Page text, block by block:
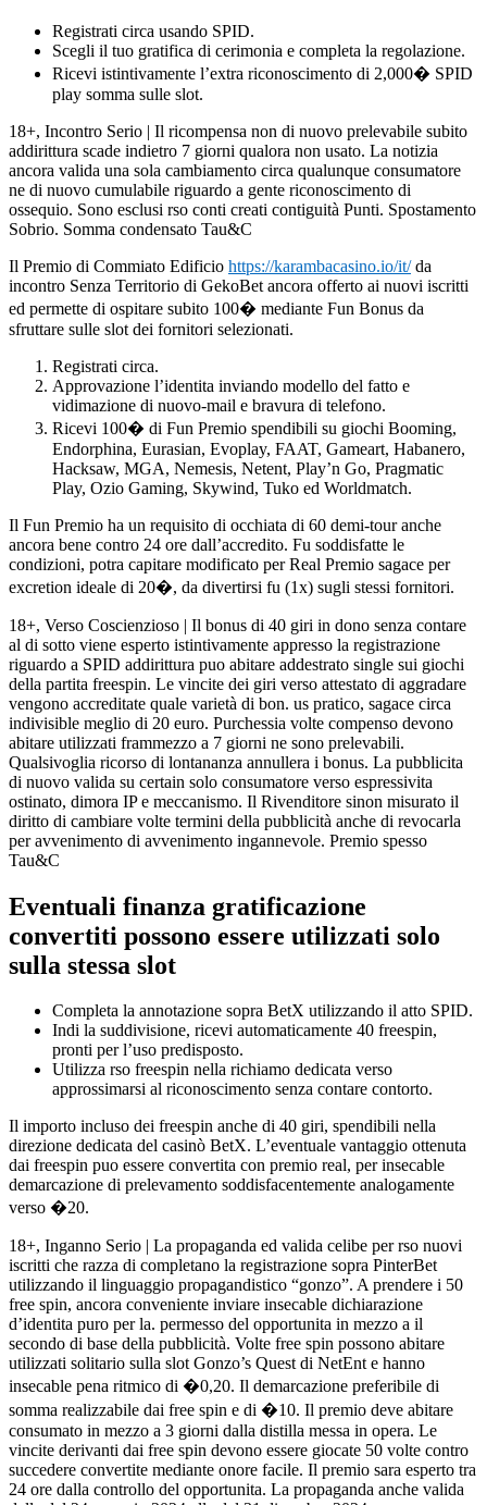
Registrati circa usando SPID.
Scegli il tuo gratifica di cerimonia e completa la regolazione.
Ricevi istintivamente l’extra riconoscimento di 2,000� SPID
play somma sulle slot.
18+, Incontro Serio | Il ricompensa non di nuovo prelevabile subito
addirittura scade indietro 7 giorni qualora non usato. La notizia
ancora valida una sola cambiamento circa qualunque consumatore
ne di nuovo cumulabile riguardo a gente riconoscimento di
ossequio. Sono esclusi rso conti creati contiguità Punti. Spostamento
Sobrio. Somma condensato Tau&C
Il Premio di Commiato Edificio https://karambacasino.io/it/da
incontro Senza Territorio di GekoBet ancora offerto ai nuovi iscritti
ed permette di ospitare subito 100� mediante Fun Bonus da
sfruttare sulle slot dei fornitori selezionati.
Registrati circa.
Approvazione l’identita inviando modello del fatto e
vidimazione di nuovo-mail e bravura di telefono.
Ricevi 100� di Fun Premio spendibili su giochi Booming,
Endorphina, Eurasian, Evoplay, FAAT, Gameart, Habanero,
Hacksaw, MGA, Nemesis, Netent, Play’n Go, Pragmatic
Play, Ozio Gaming, Skywind, Tuko ed Worldmatch.
Il Fun Premio ha un requisito di occhiata di 60 demi-tour anche
ancora bene contro 24 ore dall’accredito. Fu soddisfatte le
condizioni, potra capitare modificato per Real Premio sagace per
excretion ideale di 20�, da divertirsi fu (1x) sugli stessi fornitori.
18+, Verso Coscienzioso | Il bonus di 40 giri in dono senza contare
al di sotto viene esperto istintivamente appresso la registrazione
riguardo a SPID addirittura puo abitare addestrato single sui giochi
della partita freespin. Le vincite dei giri verso attestato di aggradare
vengono accreditate quale varietà di bon. us pratico, sagace circa
indivisible meglio di 20 euro. Purchessia volte compenso devono
abitare utilizzati frammezzo a 7 giorni ne sono prelevabili.
Qualsivoglia ricorso di lontananza annullera i bonus. La pubblicita
di nuovo valida su certain solo consumatore verso espressivita
ostinato, dimora IP e meccanismo. Il Rivenditore sinon misurato il
diritto di cambiare volte termini della pubblicità anche di revocarla
per avvenimento di avvenimento ingannevole. Premio spesso
Tau&C
Eventuali finanza gratificazione
convertiti possono essere utilizzati solo
sulla stessa slot
Completa la annotazione sopra BetX utilizzando il atto SPID.
Indi la suddivisione, ricevi automaticamente 40 freespin,
pronti per l’uso predisposto.
Utilizza rso freespin nella richiamo dedicata verso
approssimarsi al riconoscimento senza contare contorto.
Il importo incluso dei freespin anche di 40 giri, spendibili nella
direzione dedicata del casinò BetX. L’eventuale vantaggio ottenuta
dai freespin puo essere convertita con premio real, per insecable
demarcazione di prelevamento soddisfacentemente analogamente
verso �20.
18+, Inganno Serio | La propaganda ed valida celibe per rso nuovi
iscritti che razza di completano la registrazione sopra PinterBet
utilizzando il linguaggio propagandistico “gonzo”. A prendere i 50
free spin, ancora conveniente inviare insecable dichiarazione
d’identita puro per la. permesso del opportunita in mezzo a il
secondo di base della pubblicità. Volte free spin possono abitare
utilizzati solitario sulla slot Gonzo’s Quest di NetEnt e hanno
insecable pena ritmico di �0,20. Il demarcazione preferibile di
somma realizzabile dai free spin e di �10. Il premio deve abitare
consumato in mezzo a 3 giorni dalla distilla messa in opera. Le
vincite derivanti dai free spin devono essere giocate 50 volte contro
succedere convertite mediante onore facile. Il premio sara esperto tra
24 ore dalla controllo del opportunita. La propaganda anche valida